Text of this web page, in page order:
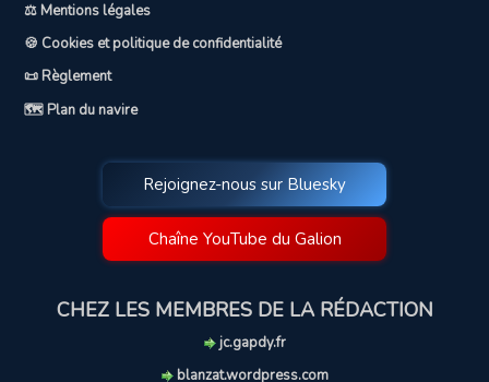
⚖️ Mentions légales
🍪 Cookies et politique de confidentialité
📜 Règlement
🗺️ Plan du navire
Rejoignez-nous sur Bluesky
Chaîne YouTube du Galion
CHEZ LES MEMBRES DE LA RÉDACTION
jc.gapdy.fr
blanzat.wordpress.com